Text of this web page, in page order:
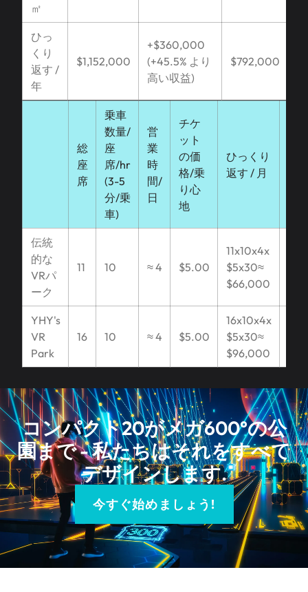
㎡
ひっ
くり
返す /
年
$1,152,000
+$360,000
(+45.5% より
高い収益)
$792,000
総
座
席
乗車
数量/
座
席/hr
(3-5
分/乗
車)
営
業
時
間/
日
チケ
ット
の価
格/乗
り心
地
ひっくり
返す / 月
伝統
的な
VRパ
ーク
11 10 ≈ 4 $5.00
11x10x4x
$5x30≈
$66,000
YHY's
VR
Park
16 10 ≈ 4 $5.00
16x10x4x
$5x30≈
$96,000
コンパクト20がメガ600°の公
園まで - 私たちはそれをすべて
デザインします.
今すぐ始めましょう!